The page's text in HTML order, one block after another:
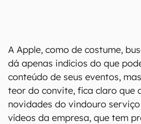
A Apple, como de costume,
dá apenas indícios do que
conteúdo de seus eventos,
teor do convite, fica claro que
novidades do vindouro
vídeos da empresa, que tem